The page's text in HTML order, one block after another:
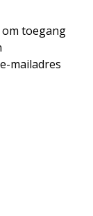
om toegang
mailadres